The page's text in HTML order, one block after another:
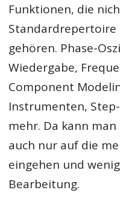
Funktionen, die
Standardrepertoire
gehören. Phase-
Wiedergabe,
Component
Instrumenten,
mehr. Da kann
auch nur auf die
eingehen und
Bearbeitung.